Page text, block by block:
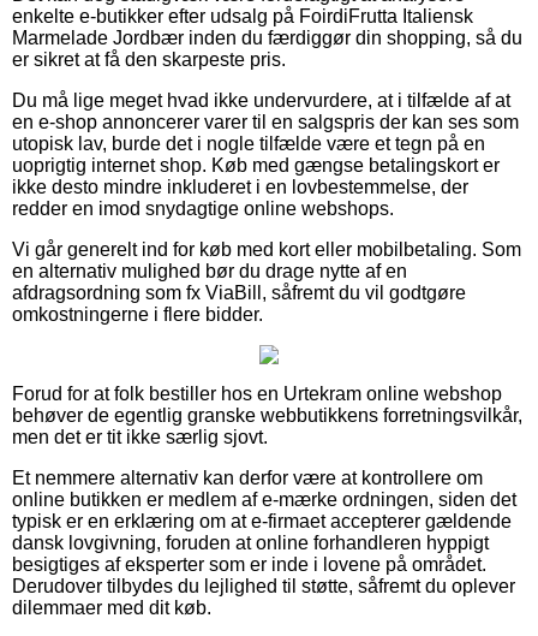
enkelte e-butikker efter udsalg på FoirdiFrutta Italiensk
Marmelade Jordbær inden du færdiggør din shopping, så du
er sikret at få den skarpeste pris.
Du må lige meget hvad ikke undervurdere, at i tilfælde af at
en e-shop annoncerer varer til en salgspris der kan ses som
utopisk lav, burde det i nogle tilfælde være et tegn på en
uoprigtig internet shop. Køb med gængse betalingskort er
ikke desto mindre inkluderet i en lovbestemmelse, der
redder en imod snydagtige online webshops.
Vi går generelt ind for køb med kort eller mobilbetaling. Som
en alternativ mulighed bør du drage nytte af en
afdragsordning som fx ViaBill, såfremt du vil godtgøre
omkostningerne i flere bidder.
Forud for at folk bestiller hos en Urtekram online webshop
behøver de egentlig granske webbutikkens forretningsvilkår,
men det er tit ikke særlig sjovt.
Et nemmere alternativ kan derfor være at kontrollere om
online butikken er medlem af e-mærke ordningen, siden det
typisk er en erklæring om at e-firmaet accepterer gældende
dansk lovgivning, foruden at online forhandleren hyppigt
besigtiges af eksperter som er inde i lovene på området.
Derudover tilbydes du lejlighed til støtte, såfremt du oplever
dilemmaer med dit køb.